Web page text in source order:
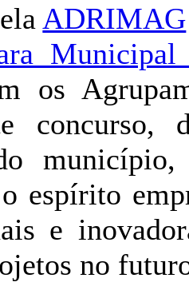
ADRIMAG
os
concurso,
o espírito
e
no